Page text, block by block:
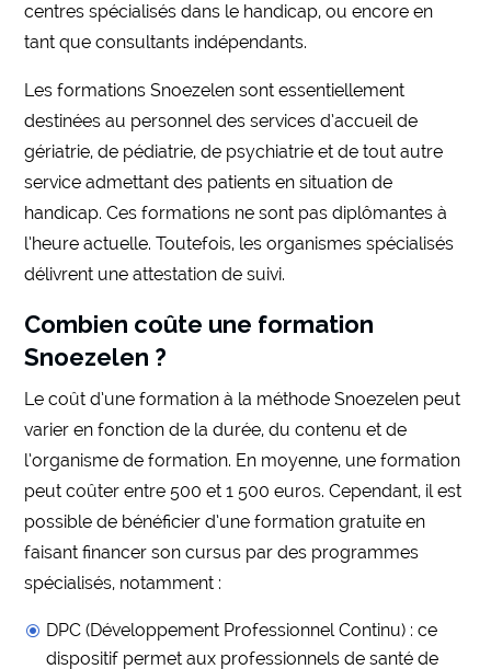
centres spécialisés dans le handicap, ou encore en
tant que consultants indépendants.
Les formations Snoezelen sont essentiellement
destinées au personnel des services d’accueil de
gériatrie, de pédiatrie, de psychiatrie et de tout autre
service admettant des patients en situation de
handicap. Ces formations ne sont pas diplômantes à
l’heure actuelle. Toutefois, les organismes spécialisés
délivrent une attestation de suivi.
Combien coûte une formation
Snoezelen ?
Le coût d’une formation à la méthode Snoezelen peut
varier en fonction de la durée, du contenu et de
l’organisme de formation. En moyenne, une formation
peut coûter entre 500 et 1 500 euros. Cependant, il est
possible de bénéficier d’une formation gratuite en
faisant financer son cursus par des programmes
spécialisés, notamment :
DPC (Développement Professionnel Continu) : ce
dispositif permet aux professionnels de santé de